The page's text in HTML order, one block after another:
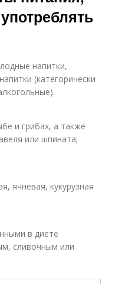
напитки,
(категорически
и грибах, а также
или шпината;
ячневая, кукурузная
в диете
сливочным или